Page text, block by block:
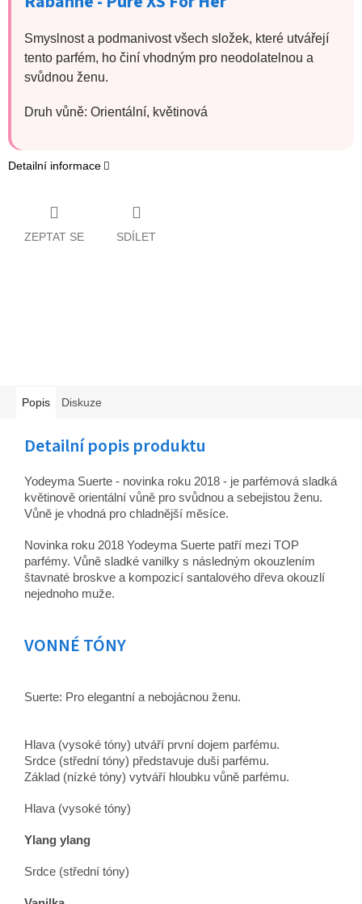
Smyslnost a podmanivost všech složek, které utvářejí
tento parfém, ho činí vhodným pro neodolatelnou a
svůdnou ženu.
Druh vůně: Orientální, květinová
Detailní informace
ZEPTAT SE SDÍLET
Popis Diskuze
Detailní popis produktu
Yodeyma Suerte - novinka roku 2018 - je parfémová sladká
květinově orientální vůně pro svůdnou a sebejistou ženu.
Vůně je vhodná pro chladnější měsíce.
Novinka roku 2018 Yodeyma Suerte patří mezi TOP
parfémy. Vůně sladké vanilky s následným okouzlením
štavnaté broskve a kompozicí santalového dřeva okouzlí
nejednoho muže.
VONNÉ TÓNY
Suerte: Pro elegantní a nebojácnou ženu.
Hlava (vysoké tóny) utváří první dojem parfému.
Srdce (střední tóny) představuje duši parfému.
Základ (nízké tóny) vytváří hloubku vůně parfému.
Hlava (vysoké tóny)
Ylang ylang
Srdce (střední tóny)